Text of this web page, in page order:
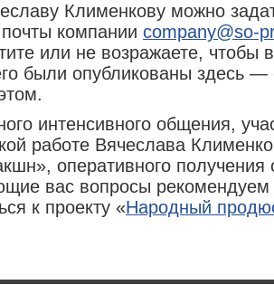
Клименкову можно
компании company@so-
или не возражаете, чтобы
были опубликованы здесь
интенсивного общения,
работе Вячеслава
оперативного получения
вас вопросы рекомендуем
к проекту «Народный